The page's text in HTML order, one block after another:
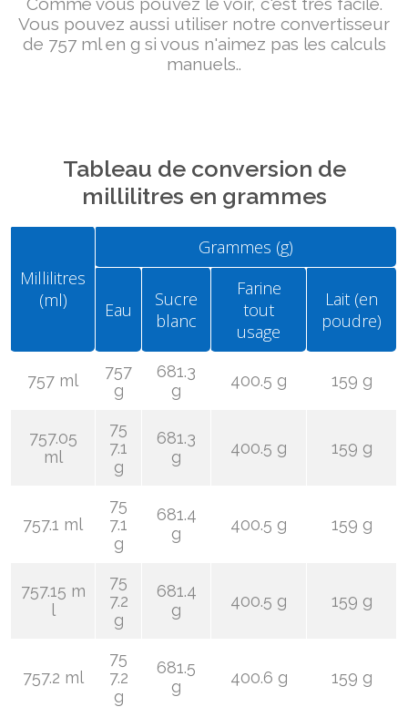
Vous pouvez aussi utiliser notre convertisseur
de 757 ml en g si vous n'aimez pas les calculs
manuels..
Tableau de conversion de
millilitres en grammes
Millilitres
(ml)
Grammes (g)
Eau
Sucre
blanc
Farine
tout
usage
Lait (en
poudre)
757 ml
757
g
681.3
g
400.5 g 159 g
757.05
ml
75
7.1
g
681.3
g
400.5 g 159 g
757.1 ml
75
7.1
g
681.4
g
400.5 g 159 g
757.15 m
l
75
7.2
g
681.4
g
400.5 g 159 g
757.2 ml
75
7.2
g
681.5
g
400.6 g 159 g